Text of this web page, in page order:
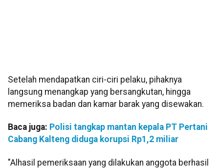
Setelah mendapatkan ciri-ciri pelaku, pihaknya
langsung menangkap yang bersangkutan, hingga
memeriksa badan dan kamar barak yang disewakan.
Baca juga: Polisi tangkap mantan kepala PT Pertani
Cabang Kalteng diduga korupsi Rp1,2 miliar
"Alhasil pemeriksaan yang dilakukan anggota berhasil